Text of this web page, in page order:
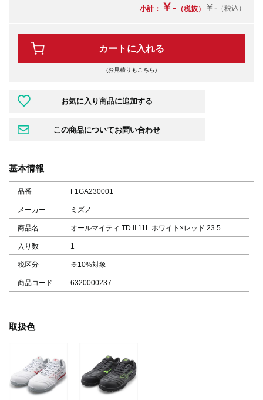
小計： ￥- （税抜） ￥- （税込）
カートに入れる
(お見積りもこちら)
基本情報
品番 F1GA230001
メーカー ミズノ
商品名 オールマイティ TD II 11L ホワイト×レッド 23.5
入り数 1
税区分 ※10%対象
商品コード 6320000237
取扱色